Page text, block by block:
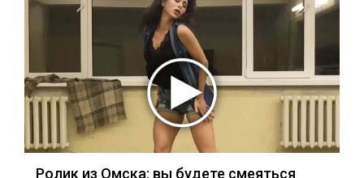
Ролик из Омска: вы будете смеяться